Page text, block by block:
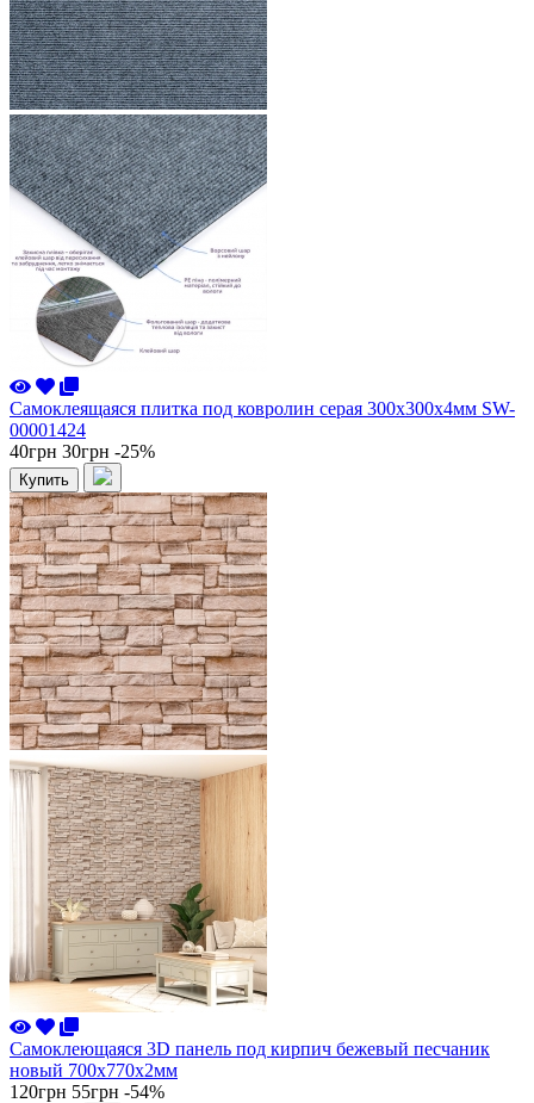
Самоклеящаяся плитка под ковролин серая 300х300х4мм SW-
00001424
40грн 30грн -25%
Купить
Самоклеющаяся 3D панель под кирпич бежевый песчаник
новый 700x770x2мм
120грн 55грн -54%